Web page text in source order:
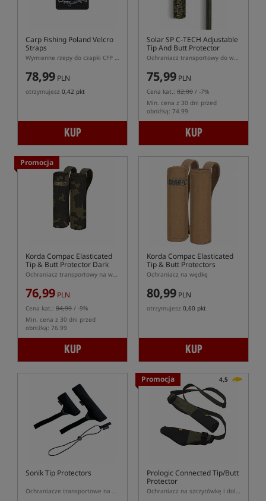
Carp Fishing Poland Velcro
Straps
Wymienne rzepy do czapki CFP Trucker Hat
78,99 PLN
otrzymujesz 0,42 pkt
KUP
Solar SP C-TECH Adjustable
Tip And Butt Protector
Ochraniacz transportowy do wędki karpiowej
75,99 PLN
Cena kat.: 82,00 / -7%
Min. cena z 30 dni przed
obniżką: 74.99
KUP
Promocja
Korda Compac Elasticated
Tip & Butt Protector Dark
Kamo
Ochraniacz transportowy na wędkę Korda w kolorze Dark Kamo
76,99 PLN
Cena kat.: 84,99 / -9%
Min. cena z 30 dni przed
obniżką: 76.99
KUP
Korda Compac Elasticated
Tip & Butt Protectors
Ochraniacz na wędkę
80,99 PLN
otrzymujesz 0,60 pkt
KUP
Sonik Tip Protectors
Ochraniacze transportowe na wędki
Promocja 4,5
Prologic Connected Tip/Butt
Protector
Ochraniacz na szczytówkę i dolnik